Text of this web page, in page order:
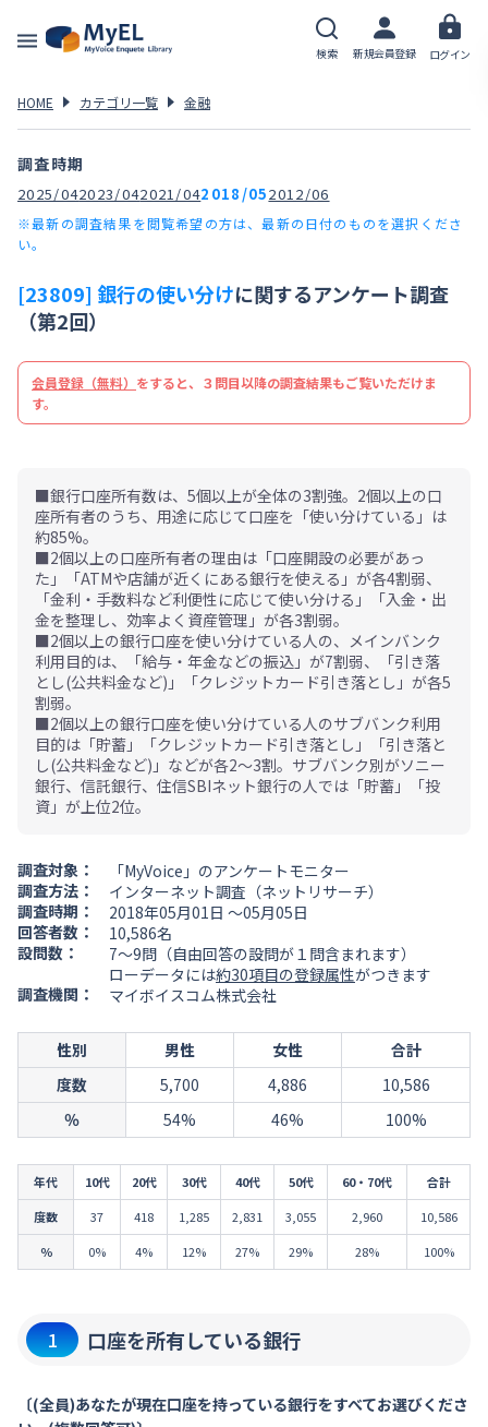
検索 新規会員登録 ログイン
HOME カテゴリ一覧 金融
調査時期
2025/042023/042021/042018/052012/06
※最新の調査結果を閲覧希望の方は、最新の日付のものを選択くださ
い。
[23809] 銀行の使い分けに関するアンケート調査
（第2回）
会員登録（無料） をすると、３問目以降の調査結果もご覧いただけま
す。
■銀行口座所有数は、5個以上が全体の3割強。2個以上の口
座所有者のうち、用途に応じて口座を「使い分けている」は
約85%。
■2個以上の口座所有者の理由は「口座開設の必要があっ
た」「ATMや店舗が近くにある銀行を使える」が各4割弱、
「金利・手数料など利便性に応じて使い分ける」「入金・出
金を整理し、効率よく資産管理」が各3割弱。
■2個以上の銀行口座を使い分けている人の、メインバンク
利用目的は、「給与・年金などの振込」が7割弱、「引き落
とし(公共料金など)」「クレジットカード引き落とし」が各5
割弱。
■2個以上の銀行口座を使い分けている人のサブバンク利用
目的は「貯蓄」「クレジットカード引き落とし」「引き落と
し(公共料金など)」などが各2～3割。サブバンク別がソニー
銀行、信託銀行、住信SBIネット銀行の人では「貯蓄」「投
資」が上位2位。
調査対象：
「MyVoice」のアンケートモニター
調査方法：
インターネット調査（ネットリサーチ）
調査時期：
2018年05月01日 ～05月05日
回答者数：
10,586名
設問数：
7～9問（自由回答の設問が１問含まれます）
ローデータには約30項目の登録属性がつきます
調査機関：
マイボイスコム株式会社
性別 男性 女性
合計
度数
5,700 4,886
10,586
％
54% 46% 100%
年代 10代 20代 30代 40代 50代 60・70代
合計
度数
37 418 1,285 2,831 3,055 2,960
10,586
％
0% 4% 12% 27% 29% 28% 100%
1 口座を所有している銀行
〔(全員)あなたが現在口座を持っている銀行をすべてお選びくださ